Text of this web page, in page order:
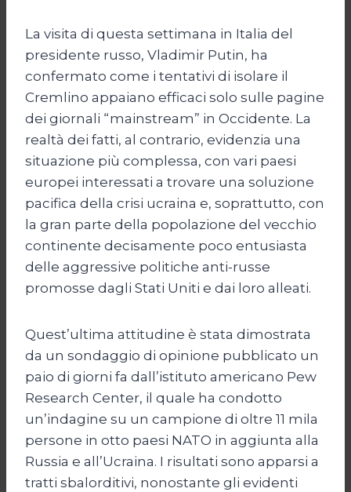
La visita di questa settimana in Italia del
presidente russo, Vladimir Putin, ha
confermato come i tentativi di isolare il
Cremlino appaiano efficaci solo sulle pagine
dei giornali “mainstream” in Occidente. La
realtà dei fatti, al contrario, evidenzia una
situazione più complessa, con vari paesi
europei interessati a trovare una soluzione
pacifica della crisi ucraina e, soprattutto, con
la gran parte della popolazione del vecchio
continente decisamente poco entusiasta
delle aggressive politiche anti-russe
promosse dagli Stati Uniti e dai loro alleati.
Quest’ultima attitudine è stata dimostrata
da un sondaggio di opinione pubblicato un
paio di giorni fa dall’istituto americano Pew
Research Center, il quale ha condotto
un’indagine su un campione di oltre 11 mila
persone in otto paesi NATO in aggiunta alla
Russia e all’Ucraina. I risultati sono apparsi a
tratti sbalorditivi, nonostante gli evidenti